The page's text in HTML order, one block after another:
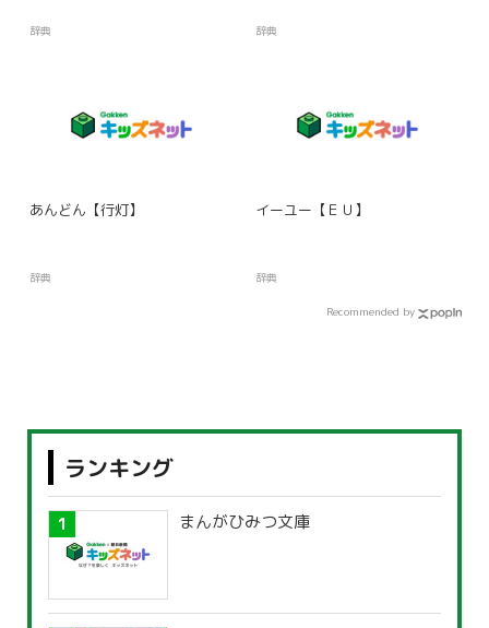
辞典 辞典
あんどん【行灯】
辞典
イーユー【ＥＵ】
辞典
Recommended by
ランキング
まんがひみつ文庫